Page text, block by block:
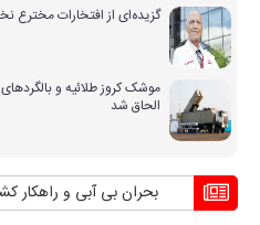
گزیده‌ای از افتخارات
موشک کروز طلائیه و
الحاق شد
بحران بی آبی و راهکار کشورهای